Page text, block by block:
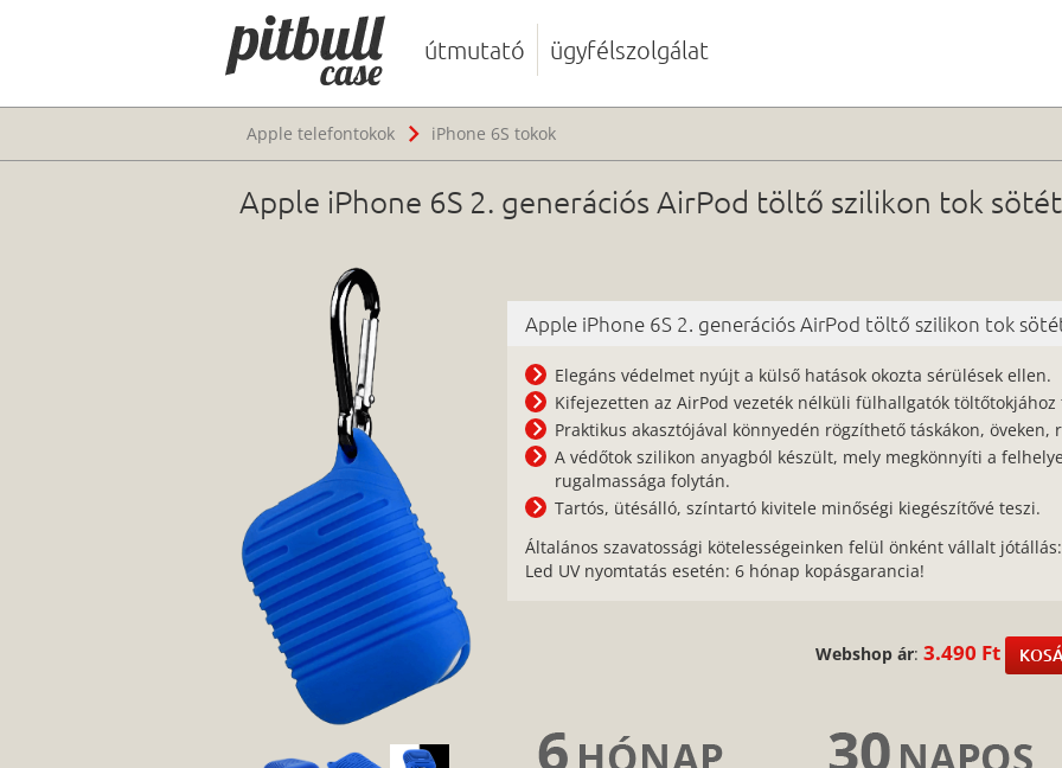
útmutató ügyfélszolgálat
Apple telefontokok iPhone 6S tokok
Apple iPhone 6S 2. generációs AirPod töltő szilikon tok
Apple iPhone 6S 2. generációs AirPod töltő szilikon tok
Elegáns védelmet nyújt a külső hatások okozta sérülések ellen.
Kifejezetten az AirPod vezeték nélküli fülhallgatók töltőtokjához
Praktikus akasztójával könnyedén rögzíthető táskákon, öveken,
A védőtok szilikon anyagból készült, mely megkönnyíti a
rugalmassága folytán.
Tartós, ütésálló, színtartó kivitele minőségi kiegészítővé teszi.
Általános szavatossági kötelességeinken felül önként vállalt jótállás:
Led UV nyomtatás esetén: 6 hónap kopásgarancia!
Webshop ár:3.490 Ft